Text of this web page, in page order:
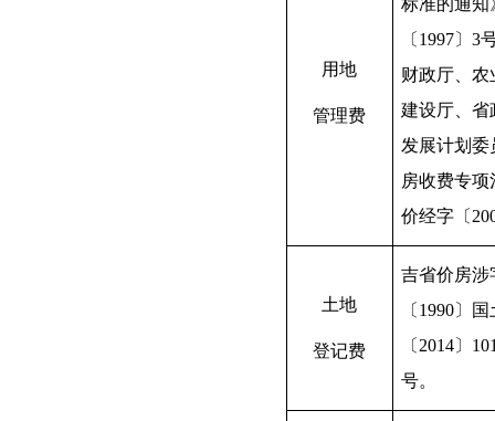
用地
管理费
标准的通知
〔 1997〕 3
财政厅、农
建设厅、省
发展计划委
房收费专
价经字〔
土地
登记费
吉省价房涉
〔 1990〕国
〔 2014〕
号。